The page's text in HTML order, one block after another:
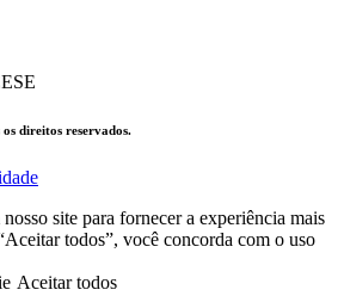
direitos reservados.
site para fornecer a experiência mais
todos”, você concorda com o uso
Aceitar todos